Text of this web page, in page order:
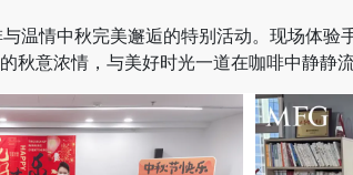
温情中秋完美邂逅的特别活动。现场体
意浓情，与美好时光一道在咖啡中静静流